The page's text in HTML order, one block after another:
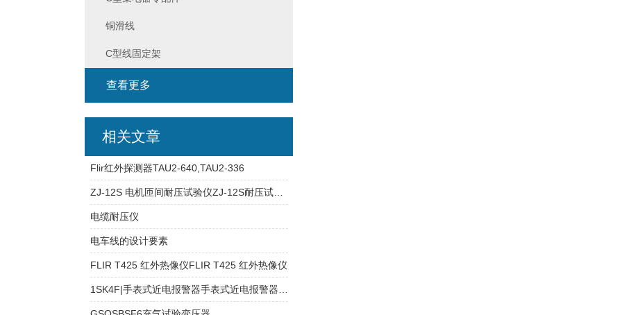
铜滑线
C型线固定架
查看更多
相关文章
Flir红外探测器TAU2-640,TAU2-336
ZJ-12S 电机匝间耐压试验仪ZJ-12S耐压试验仪
电缆耐压仪
电车线的设计要素
FLIR T425 红外热像仪FLIR T425 红外热像仪